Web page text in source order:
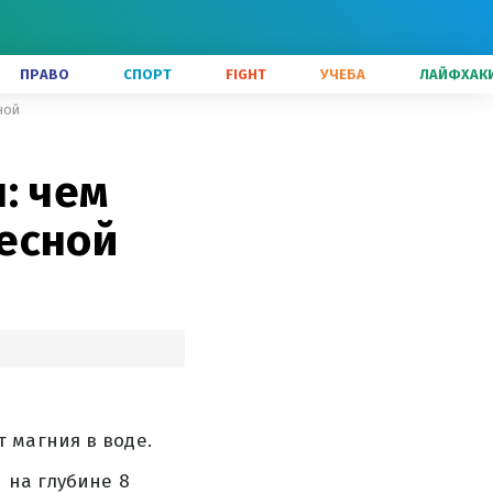
ПРАВО СПОРТ FIGHT УЧЕБА
чем
магния в воде.
на глубине 8